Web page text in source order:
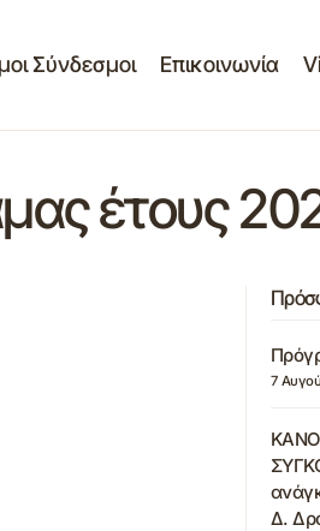
Σύνδεσμοι Επικοινωνία
έτους
7
Δ.